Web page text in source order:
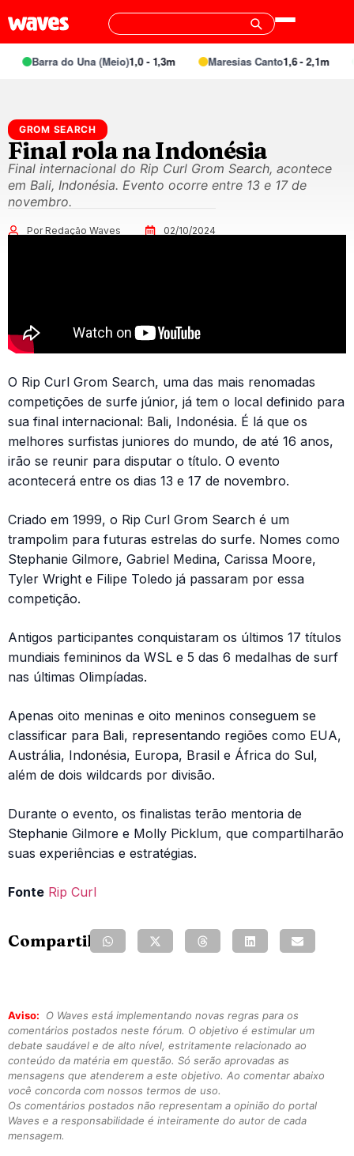
Barra do Una (Meio)1,0 - 1,3m Maresias Canto1,6 - 2,1m
GROM SEARCH
Final rola na Indonésia
Final internacional do Rip Curl Grom Search, acontece
em Bali, Indonésia. Evento ocorre entre 13 e 17 de
novembro.
Por Redação Waves 02/10/2024
O Rip Curl Grom Search, uma das mais renomadas
competições de surfe júnior, já tem o local definido para
sua final internacional: Bali, Indonésia. É lá que os
melhores surfistas juniores do mundo, de até 16 anos,
irão se reunir para disputar o título. O evento
acontecerá entre os dias 13 e 17 de novembro.
Criado em 1999, o Rip Curl Grom Search é um
trampolim para futuras estrelas do surfe. Nomes como
Stephanie Gilmore, Gabriel Medina, Carissa Moore,
Tyler Wright e Filipe Toledo já passaram por essa
competição.
Antigos participantes conquistaram os últimos 17 títulos
mundiais femininos da WSL e 5 das 6 medalhas de surf
nas últimas Olimpíadas.
Apenas oito meninas e oito meninos conseguem se
classificar para Bali, representando regiões como EUA,
Austrália, Indonésia, Europa, Brasil e África do Sul,
além de dois wildcards por divisão.
Durante o evento, os finalistas terão mentoria de
Stephanie Gilmore e Molly Picklum, que compartilharão
suas experiências e estratégias.
Fonte Rip Curl
Compartilhe:
Aviso:
O Waves está implementando novas regras para os
comentários postados neste fórum. O objetivo é estimular um
debate saudável e de alto nível, estritamente relacionado ao
conteúdo da matéria em questão. Só serão aprovadas as
mensagens que atenderem a este objetivo. Ao comentar abaixo
você concorda com nossos termos de uso.
Os comentários postados não representam a opinião do portal
Waves e a responsabilidade é inteiramente do autor de cada
mensagem.